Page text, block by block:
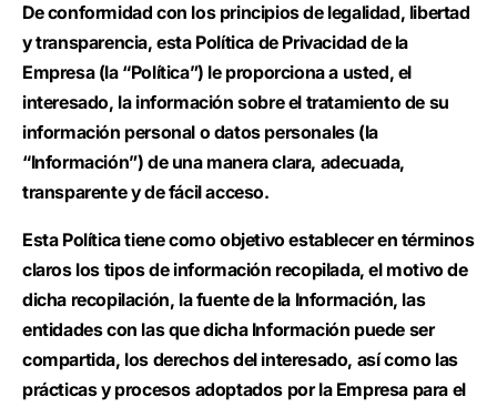
De conformidad con los principios de legalidad, libertad
y transparencia, esta Política de Privacidad de la
Empresa (la “Política”) le proporciona a usted, el
interesado, la información sobre el tratamiento de su
información personal o datos personales (la
“Información”) de una manera clara, adecuada,
transparente y de fácil acceso.
Esta Política tiene como objetivo establecer en términos
claros los tipos de información recopilada, el motivo de
dicha recopilación, la fuente de la Información, las
entidades con las que dicha Información puede ser
compartida, los derechos del interesado, así como las
prácticas y procesos adoptados por la Empresa para el